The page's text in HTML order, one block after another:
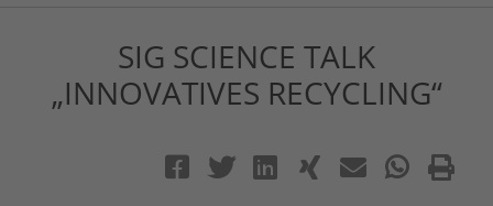
SIG SCIENCE TALK
„INNOVATIVES RECYCLING“